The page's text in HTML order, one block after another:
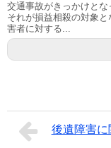
交通事故がきっかけとな
それが損益相殺の対象
害者に対する...
後遺障害に